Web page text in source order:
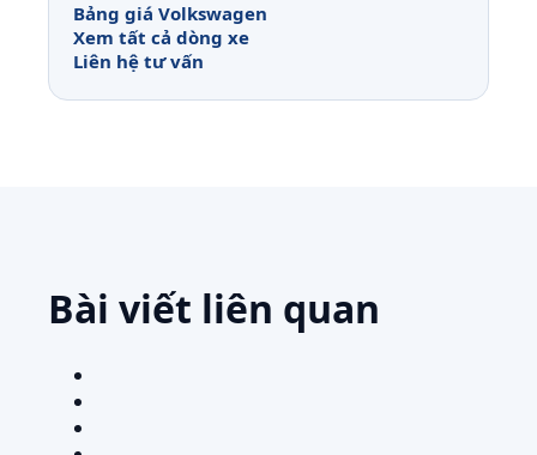
Bảng giá Volkswagen
Xem tất cả dòng xe
Liên hệ tư vấn
Bài viết liên quan